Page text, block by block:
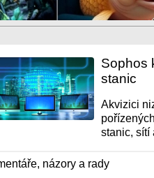
Sophos
stanic
Akvizici
stanic, sítí
názory a rady